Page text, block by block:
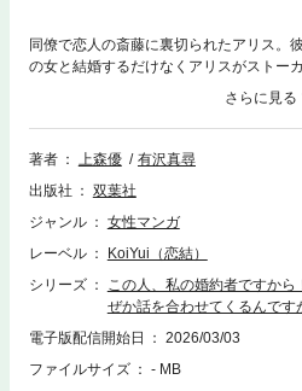
同僚で恋人の斎藤に裏切られたアリス。
の女と結婚するだけなくアリスがストー
された怒りと悲しみでアリスはとっさに
き合いしている”と嘘をつくが、そこにい
て…。崖っぷちOLの一発逆転溺愛ストー
沢真尋の原作を上森優がコミカライズ！
著者 上森優
有沢真尋
出版社
双葉社
ジャンル
女性マンガ
レーベル
KoiYui（恋結）
シリーズ
この人、私の婚約者ですか
ぜか話を合わせてくるんです
電子版配信開始日
2026/03/03
ファイルサイズ
- MB